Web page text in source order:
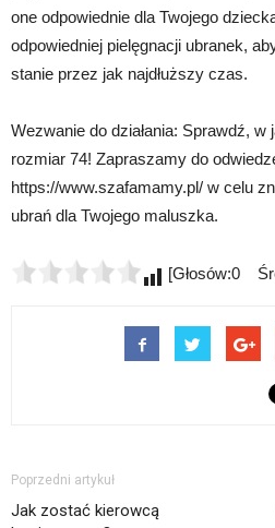
one odpowiednie dla Twojego
odpowiedniej pielęgnacji ubranek,
stanie przez jak najdłuższy czas.
Wezwanie do działania: Sprawdź,
rozmiar 74! Zapraszamy do
https://www.szafamamy.pl/ w celu
ubrań dla Twojego maluszka.
[Głosów:0
Poprzedni artykuł
Jak zostać kierowcą